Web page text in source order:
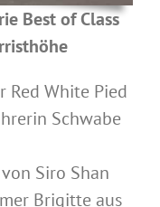
Best of Class
Red White Pied
Schwabe
Siro Shan
Brigitte aus